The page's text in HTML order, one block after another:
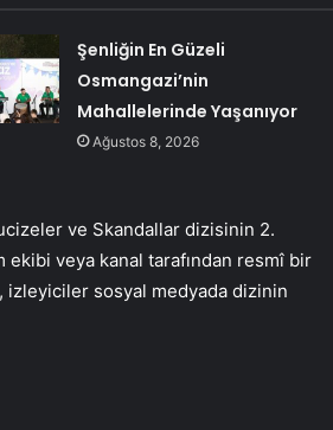
Şenliğin En Güzeli
Osmangazi’nin
Mahallelerinde Yaşanıyor
Ağustos 8, 2026
ve Skandallar dizisinin 2.
veya kanal tarafından resmî bir
izleyiciler sosyal medyada dizinin